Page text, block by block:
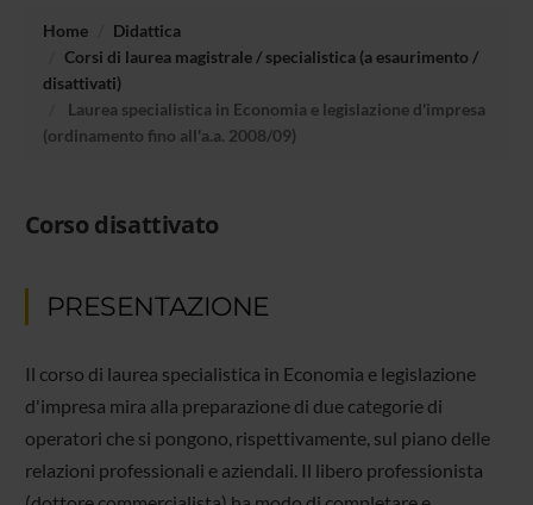
Home
Didattica
Corsi di laurea magistrale / specialistica (a esaurimento /
disattivati)
Laurea specialistica in Economia e legislazione d'impresa
(ordinamento fino all'a.a. 2008/09)
Corso disattivato
PRESENTAZIONE
Il corso di laurea specialistica in Economia e legislazione
d'impresa mira alla preparazione di due categorie di
operatori che si pongono, rispettivamente, sul piano delle
relazioni professionali e aziendali. Il libero professionista